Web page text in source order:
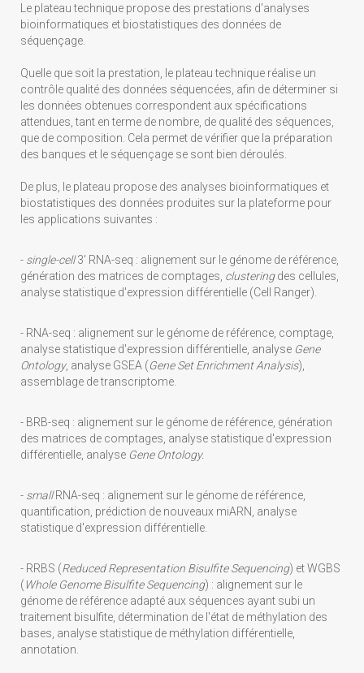
Le plateau technique propose des prestations d'analyses
bioinformatiques et biostatistiques des données de
séquençage.
Quelle que soit la prestation, le plateau technique réalise un
contrôle qualité des données séquencées, afin de déterminer si
les données obtenues correspondent aux spécifications
attendues, tant en terme de nombre, de qualité des séquences,
que de composition. Cela permet de vérifier que la préparation
des banques et le séquençage se sont bien déroulés.
De plus, le plateau propose des analyses bioinformatiques et
biostatistiques des données produites sur la plateforme pour
les applications suivantes :
- single-cell3' RNA-seq : alignement sur le génome de référence,
génération des matrices de comptages, clusteringdes cellules,
analyse statistique d'expression différentielle (Cell Ranger).
- RNA-seq : alignement sur le génome de référence, comptage,
analyse statistique d'expression différentielle, analyse Gene
Ontology, analyse GSEA (Gene Set Enrichment Analysis),
assemblage de transcriptome.
- BRB-seq : alignement sur le génome de référence, génération
des matrices de comptages, analyse statistique d'expression
différentielle, analyse Gene Ontology.
- smallRNA-seq : alignement sur le génome de référence,
quantification, prédiction de nouveaux miARN, analyse
statistique d'expression différentielle.
- RRBS (Reduced Representation Bisulfite Sequencing) et WGBS
( Whole Genome Bisulfite Sequencing) : alignement sur le
génome de référence adapté aux séquences ayant subi un
traitement bisulfite, détermination de l'état de méthylation des
bases, analyse statistique de méthylation différentielle,
annotation.